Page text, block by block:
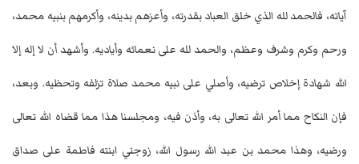
آياته، فالحمد لله الذي خلق العباد بقدرته، وأعزهم بدينه، وأكرمهم بنبيه محمد،
ورحم وكرم وشرف وعظم، والحمد لله على نعمائه وأياديه. وأشهد أن لا إله إلا
الله شهادة إخلاص ترضيه، وأصلي على نبيه محمد صلاة تزلفه وتحظيه. وبعد،
فإن النكاح مما أمر الله تعالى به، وأذن فيه، ومجلسنا هذا مما قضاه الله تعالى
ورضيه، وهذا محمد بن عبد الله رسول الله، زوجني ابنته فاطمة على صداق